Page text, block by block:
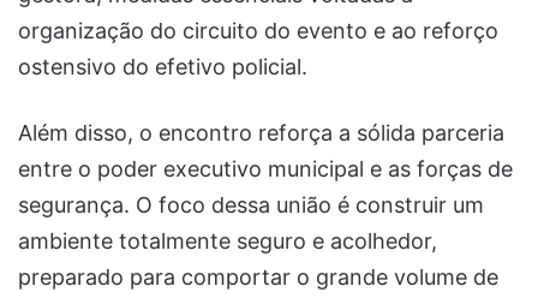
organização do circuito do evento e ao reforço
ostensivo do efetivo policial.
Além disso, o encontro reforça a sólida parceria
entre o poder executivo municipal e as forças de
segurança. O foco dessa união é construir um
ambiente totalmente seguro e acolhedor,
preparado para comportar o grande volume de